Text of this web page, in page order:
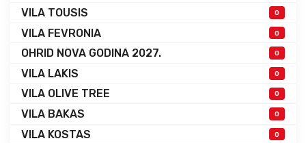
VILA TOUSIS 0
VILA FEVRONIA 0
OHRID NOVA GODINA 2027. 0
VILA LAKIS 0
VILA OLIVE TREE 0
VILA BAKAS 0
VILA KOSTAS 0